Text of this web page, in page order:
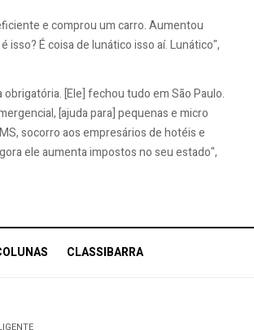
e comprou um carro. Aumentou
isso? É coisa de lunático isso aí. Lunático",
[Ele] fechou tudo em São Paulo.
[ajuda para] pequenas e micro
socorro aos empresários de hotéis e
ele aumenta impostos no seu estado",
CLASSIBARRA